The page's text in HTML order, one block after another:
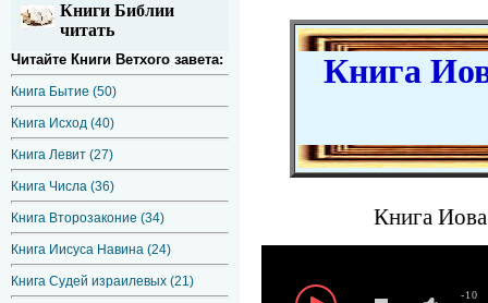
Книги Библии
читать
Читайте Книги Ветхого завета:
Книга Бытие (50)
Книга Исход (40)
Книга Левит (27)
Книга Числа (36)
Книга Второзаконие (34)
Книга Иисуса Навина (24)
Книга Судей израилевых (21)
Книга
Книга
-10